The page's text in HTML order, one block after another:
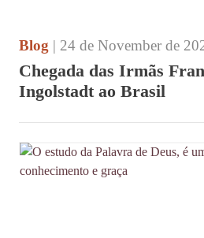
Blog | 24 de November de
Chegada das Irmãs
Ingolstadt ao Brasil